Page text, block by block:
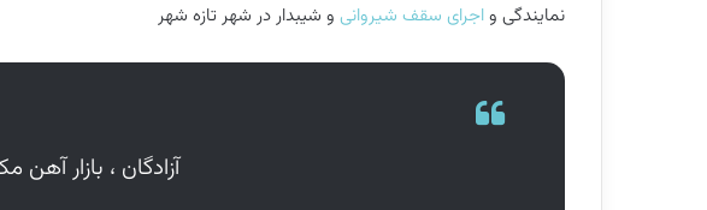
نمایندگی واجرای سقف شیروانی و شیبدار در شهر تازه شهر
آزادگان ، بازار آهن